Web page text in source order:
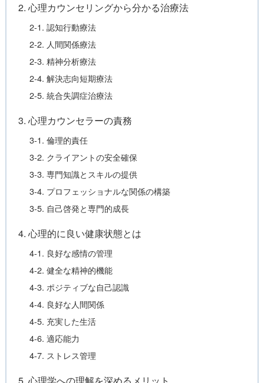
2. 心理カウンセリングから分かる治療法
2-1. 認知行動療法
2-2. 人間関係療法
2-3. 精神分析療法
2-4. 解決志向短期療法
2-5. 統合失調症治療法
3. 心理カウンセラーの責務
3-1. 倫理的責任
3-2. クライアントの安全確保
3-3. 専門知識とスキルの提供
3-4. プロフェッショナルな関係の構築
3-5. 自己啓発と専門的成長
4. 心理的に良い健康状態とは
4-1. 良好な感情の管理
4-2. 健全な精神的機能
4-3. ポジティブな自己認識
4-4. 良好な人間関係
4-5. 充実した生活
4-6. 適応能力
4-7. ストレス管理